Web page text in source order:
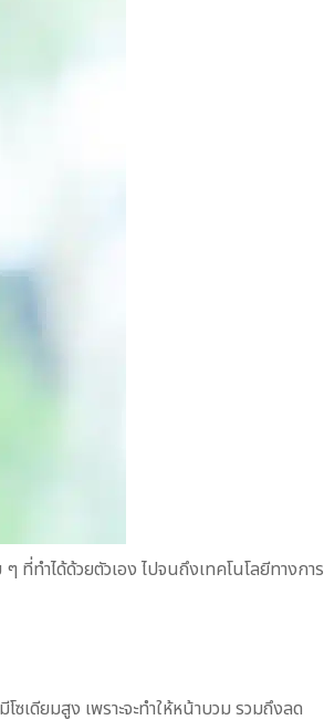
ที่ทำได้ด้วยตัวเอง ไปจนถึงเทคโนโลยีทางการ
เดียมสูง เพราะจะทำให้หน้าบวม รวมถึงลด